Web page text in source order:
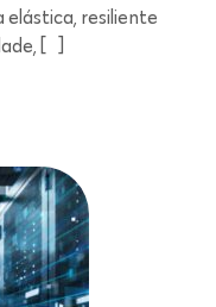
elástica, resiliente
[…]